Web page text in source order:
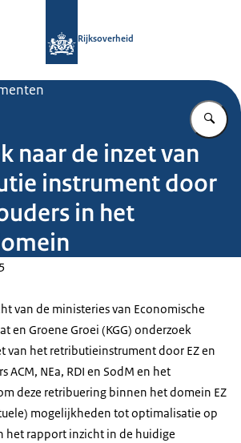
Rijksoverheid
naar de inzet van
instrument door
in het
van de ministeries van Economische
en Groene Groei (KGG) onderzoek
van het retributieinstrument door EZ en
ACM, NEa, RDI en SodM en het
deze retribuering binnen het domein EZ
mogelijkheden tot optimalisatie op
het rapport inzicht in de huidige